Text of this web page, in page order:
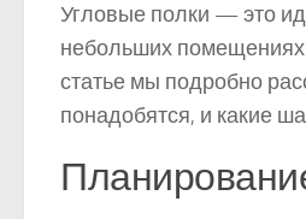
Угловые полки — это
небольших
статье мы подробно
понадобятся, и какие